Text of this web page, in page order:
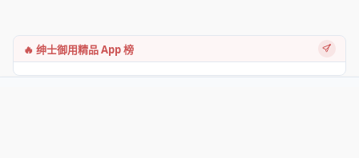
🔥 绅士御用精品 App 榜